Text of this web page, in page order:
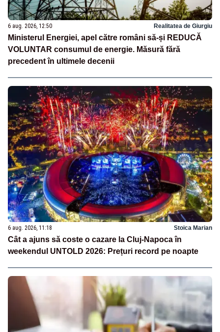
6 aug. 2026, 12:50 Realitatea de Giurgiu
Ministerul Energiei, apel către români să-și REDUCĂ
VOLUNTAR consumul de energie. Măsură fără
precedent în ultimele decenii
6 aug. 2026, 11:18 Stoica Marian
Cât a ajuns să coste o cazare la Cluj-Napoca în
weekendul UNTOLD 2026: Prețuri record pe noapte